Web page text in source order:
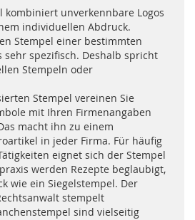
kombiniert unverkennbare Logos
individuellen Abdruck.
Stempel einer bestimmten
sehr spezifisch. Deshalb spricht
Stempeln oder
Stempel vereinen Sie
mit Ihren Firmenangaben
macht ihn zu einem
in jeder Firma. Für häufig
eignet sich der Stempel
werden Rezepte beglaubigt,
wie ein Siegelstempel. Der
stempelt
sind vielseitig